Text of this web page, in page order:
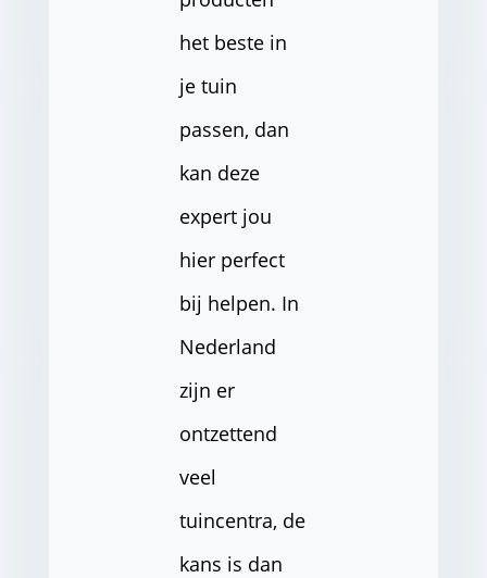
het beste in
je tuin
passen, dan
kan deze
expert jou
hier perfect
bij helpen. In
Nederland
zijn er
ontzettend
veel
tuincentra, de
kans is dan